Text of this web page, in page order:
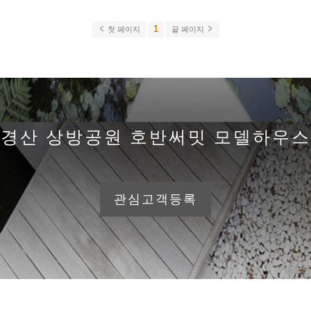
첫 페이지 1 끝 페이지
경산 상방공원 호반써밋 모델하우스
관심고객등록